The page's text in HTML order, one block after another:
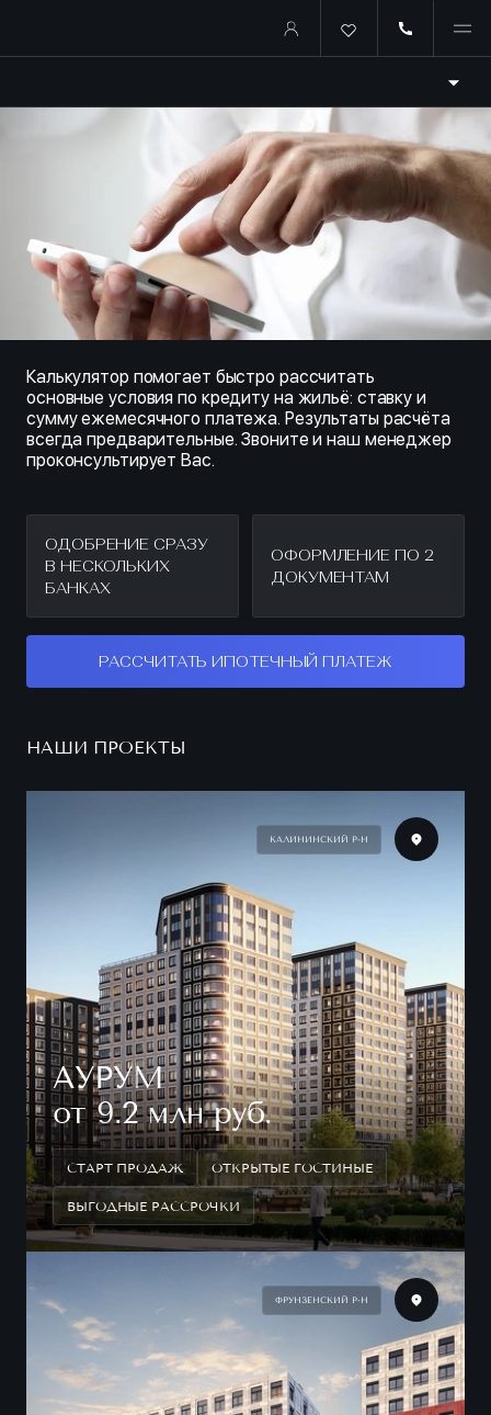
Купить квартиру в ипотеку
Калькулятор помогает быстро рассчитать
основные условия по кредиту на жильё: ставку и
сумму ежемесячного платежа. Результаты расчёта
всегда предварительные. Звоните и наш менеджер
проконсультирует Вас.
ОДОБРЕНИЕ СРАЗУ
В НЕСКОЛЬКИХ
БАНКАХ
ОФОРМЛЕНИЕ ПО 2
ДОКУМЕНТАМ
РАССЧИТАТЬ ИПОТЕЧНЫЙ ПЛАТЕЖ
НАШИ ПРОЕКТЫ
КАЛИНИНСКИЙ Р-Н
АУРУМ
от 9.2 млн руб.
СТАРТ ПРОДАЖ ОТКРЫТЫЕ ГОСТИНЫЕ
ВЫГОДНЫЕ РАССРОЧКИ
ФРУНЗЕНСКИЙ Р-Н